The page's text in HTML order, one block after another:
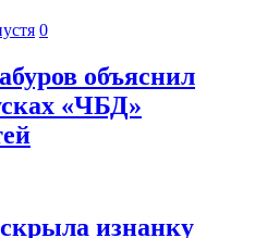
0
объяснил
«ЧБД»
изнанку